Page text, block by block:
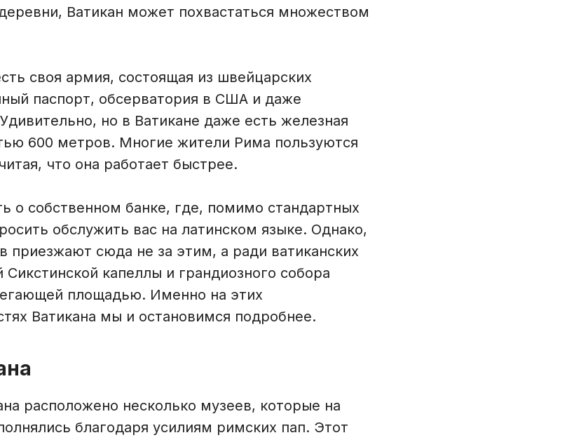
Ватикан может похвастаться множеством
своя армия, состоящая из швейцарских
паспорт, обсерватория в США и даже
но в Ватикане даже есть железная
600 метров. Многие жители Рима пользуются
что она работает быстрее.
о собственном банке, где, помимо стандартных
обслужить вас на латинском языке. Однако,
приезжают сюда не за этим, а ради ватиканских
капеллы и грандиозного собора
площадью. Именно на этих
Ватикана мы и остановимся подробнее.
расположено несколько музеев, которые на
благодаря усилиям римских пап. Этот